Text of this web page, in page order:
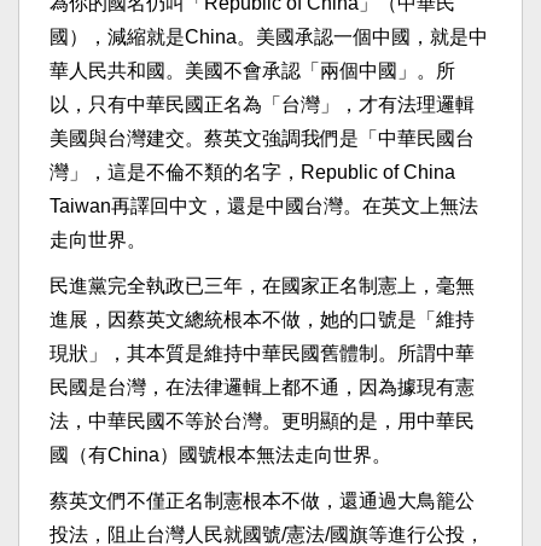
國），減縮就是China。美國承認一個中國，就是中
華人民共和國。美國不會承認「兩個中國」。所
以，只有中華民國正名為「台灣」，才有法理邏輯
美國與台灣建交。蔡英文強調我們是「中華民國台
灣」，這是不倫不類的名字，Republic of China
Taiwan再譯回中文，還是中國台灣。在英文上無法
走向世界。
民進黨完全執政已三年，在國家正名制憲上，毫無
進展，因蔡英文總統根本不做，她的口號是「維持
現狀」，其本質是維持中華民國舊體制。所謂中華
民國是台灣，在法律邏輯上都不通，因為據現有憲
法，中華民國不等於台灣。更明顯的是，用中華民
國（有China）國號根本無法走向世界。
蔡英文們不僅正名制憲根本不做，還通過大鳥籠公
投法，阻止台灣人民就國號/憲法/國旗等進行公投，